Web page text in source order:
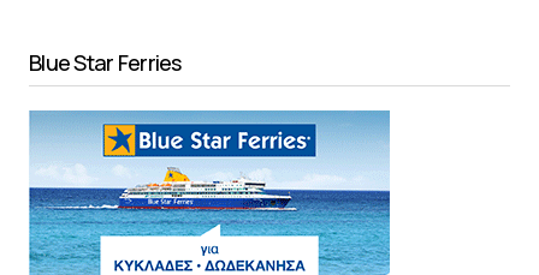
Blue Star Ferries